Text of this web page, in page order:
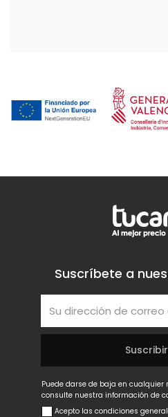
Suscríbete a
Puede darse de baja en cualquier
consulte nuestra información de
Acepto las condiciones